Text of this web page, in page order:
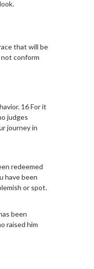
that will be
conform
16 For it
judges
journey in
redeemed
have been
or spot.
been
raised him